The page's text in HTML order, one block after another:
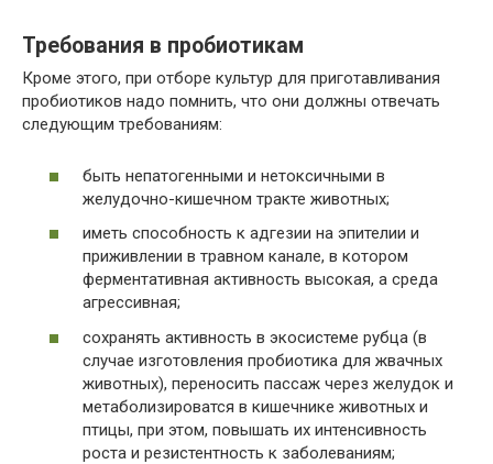
Требования в пробиотикам
Кроме этого, при отборе культур для приготавливания
пробиотиков надо помнить, что они должны отвечать
следующим требованиям:
быть непатогенными и нетоксичными в
желудочно-кишечном тракте животных;
иметь способность к адгезии на эпителии и
приживлении в травном канале, в котором
ферментативная активность высокая, а среда
агрессивная;
сохранять активность в экосистеме рубца (в
случае изготовления пробиотика для жвачных
животных), переносить пассаж через желудок и
метаболизироватся в кишечнике животных и
птицы, при этом, повышать их интенсивность
роста и резистентность к заболеваниям;